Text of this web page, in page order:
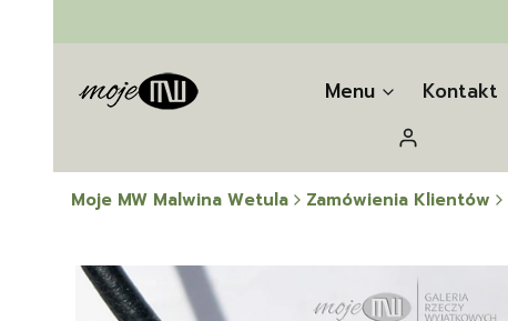
Menu Kontakt
Zaloguj się
Moje MW Malwina Wetula Zamówienia Klientów